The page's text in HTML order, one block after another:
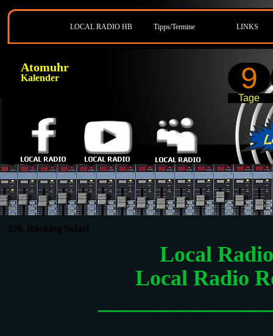
9
Tage
Atomuhr
Kalender
LOCAL RADIO HB Tipps/Termine LINKS
250. Rocking Safari
Local
Local Radio